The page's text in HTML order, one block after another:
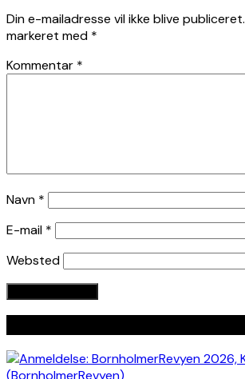
Din e-mailadresse vil ikke blive publiceret.
markeret med *
Kommentar *
Navn *
E-mail *
Websted